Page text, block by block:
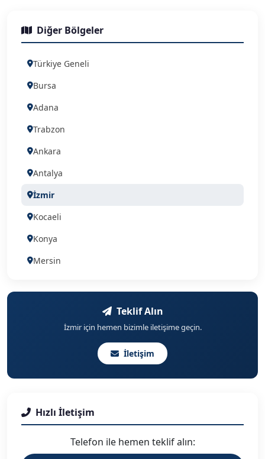
Diğer Bölgeler
Türkiye Geneli
Bursa
Adana
Trabzon
Ankara
Antalya
İzmir
Kocaeli
Konya
Mersin
Teklif Alın
İzmir için hemen bizimle iletişime geçin.
İletişim
Hızlı İletişim
Telefon ile hemen teklif alın: